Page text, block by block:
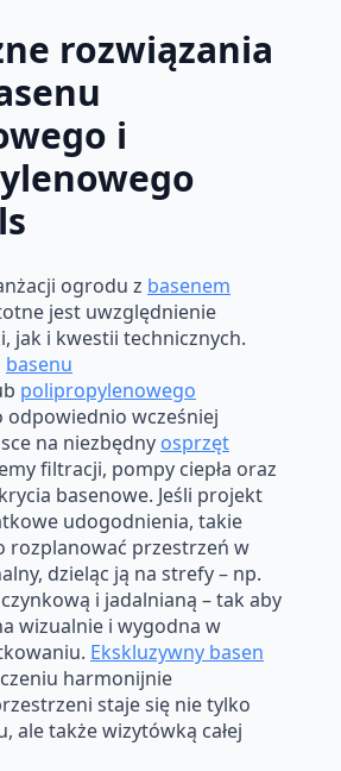
rozwiązania
i
ogrodu z basenem
jest uwzględnienie
jak i kwestii technicznych.
basenu
polipropylenowego
odpowiednio wcześniej
na niezbędny osprzęt
filtracji, pompy ciepła oraz
basenowe. Jeśli projekt
udogodnienia, takie
rozplanować przestrzeń w
dzieląc ją na strefy – np.
i jadalnianą – tak aby
wizualnie i wygodna w
Ekskluzywny basen
harmonijnie
staje się nie tylko
ale także wizytówką całej